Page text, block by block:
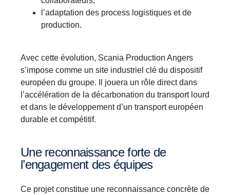
l’adaptation des process logistiques et de
production.
Avec cette évolution, Scania Production Angers
s’impose comme un site industriel clé du dispositif
européen du groupe. Il jouera un rôle direct dans
l’accélération de la décarbonation du transport lourd
et dans le développement d’un transport européen
durable et compétitif.
Une reconnaissance forte de
l’engagement des équipes
Ce projet constitue une reconnaissance concrète de